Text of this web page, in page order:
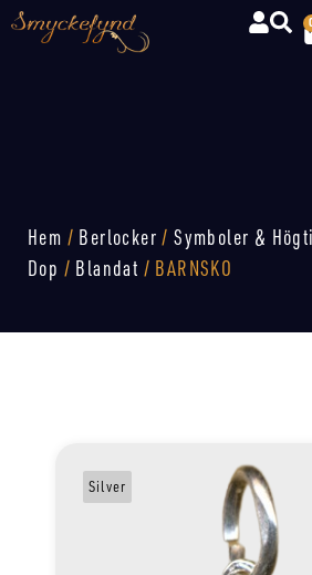
Hem / Berlocker /Symboler &
Dop / Blandat / BARNSKO
Silver